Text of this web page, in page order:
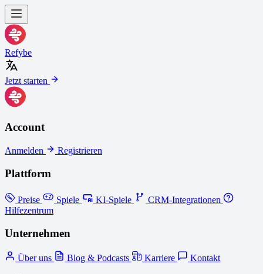
Refybe
Jetzt starten
Account
Anmelden Registrieren
Plattform
Preise Spiele KI-Spiele
CRM-Integrationen
Hilfezentrum
Unternehmen
Über uns Blog & Podcasts Karriere Kontakt